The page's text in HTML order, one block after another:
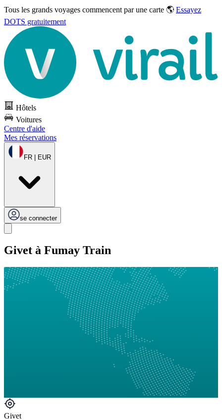
Tous les grands voyages commencent par une carte 🌎 Essayez
DOTS gratuitement
Hôtels
Voitures
Centre d'aide
Mes réservations
FR | EUR
se connecter
Givet à Fumay Train
Givet